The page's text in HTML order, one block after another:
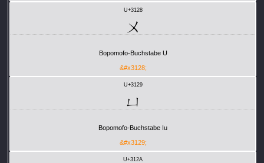
U+3128
ㄨ
Bopomofo-Buchstabe U
&#x3128;
U+3129
ㄩ
Bopomofo-Buchstabe Iu
&#x3129;
U+312A